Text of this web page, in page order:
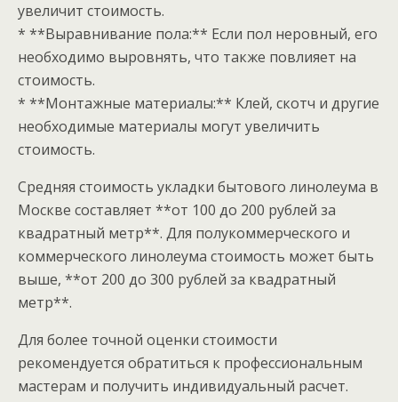
увеличит стоимость.
* **Выравнивание пола:** Если пол неровный, его
необходимо выровнять, что также повлияет на
стоимость.
* **Монтажные материалы:** Клей, скотч и другие
необходимые материалы могут увеличить
стоимость.
Средняя стоимость укладки бытового линолеума в
Москве составляет **от 100 до 200 рублей за
квадратный метр**. Для полукоммерческого и
коммерческого линолеума стоимость может быть
выше, **от 200 до 300 рублей за квадратный
метр**.
Для более точной оценки стоимости
рекомендуется обратиться к профессиональным
мастерам и получить индивидуальный расчет.